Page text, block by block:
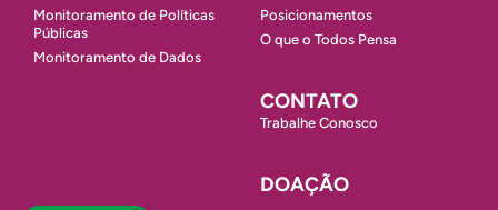
Monitoramento de Políticas
Públicas
Monitoramento de Dados
Posicionamentos
O que o Todos Pensa
CONTATO
Trabalhe Conosco
DOAÇÃO